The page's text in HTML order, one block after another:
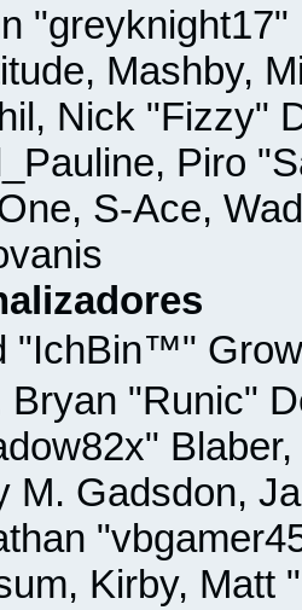
Mashby,
Nick "Fizzy"
Piro
S-Ace,
"IchBin™"
Bryan "Runic"
M. Gadsdon,
Kirby, Matt